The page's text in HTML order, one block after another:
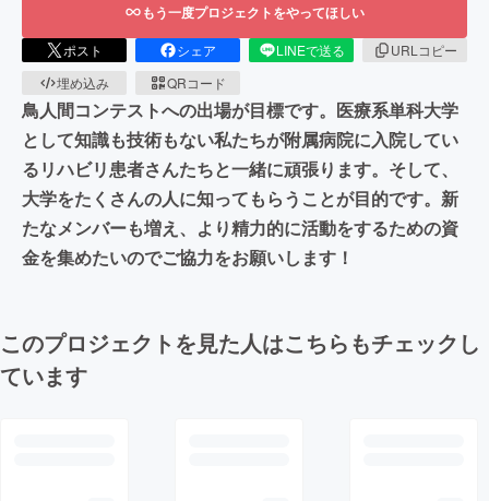
もう一度プロジェクトをやってほしい
ポスト シェア LINEで送る
URLコピー
埋め込み
QRコード
鳥人間コンテストへの出場が目標です。医療系単科大学
として知識も技術もない私たちが附属病院に入院してい
るリハビリ患者さんたちと一緒に頑張ります。そして、
大学をたくさんの人に知ってもらうことが目的です。新
たなメンバーも増え、より精力的に活動をするための資
金を集めたいのでご協力をお願いします！
このプロジェクトを見た人はこちらもチェックし
ています